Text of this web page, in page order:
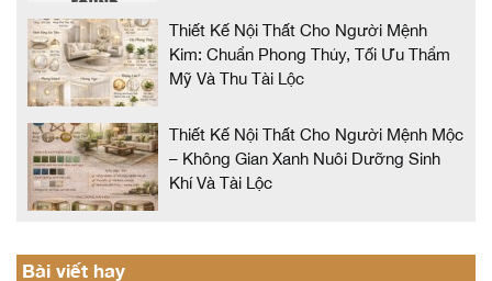
Thiết Kế Nội Thất Cho Người Mệnh
Kim: Chuẩn Phong Thủy, Tối Ưu Thẩm
Mỹ Và Thu Tài Lộc
Thiết Kế Nội Thất Cho Người Mệnh Mộc
– Không Gian Xanh Nuôi Dưỡng Sinh
Khí Và Tài Lộc
Bài viết hay